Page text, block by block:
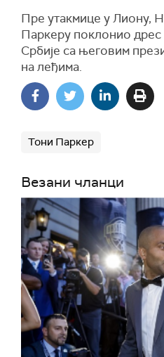
Пре утакмице у Лиону,
Паркеру поклонио дрес
Србије са његовим
на леђима.
Тони Паркер
Везани чланци